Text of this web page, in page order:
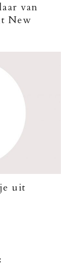
van
New
uit